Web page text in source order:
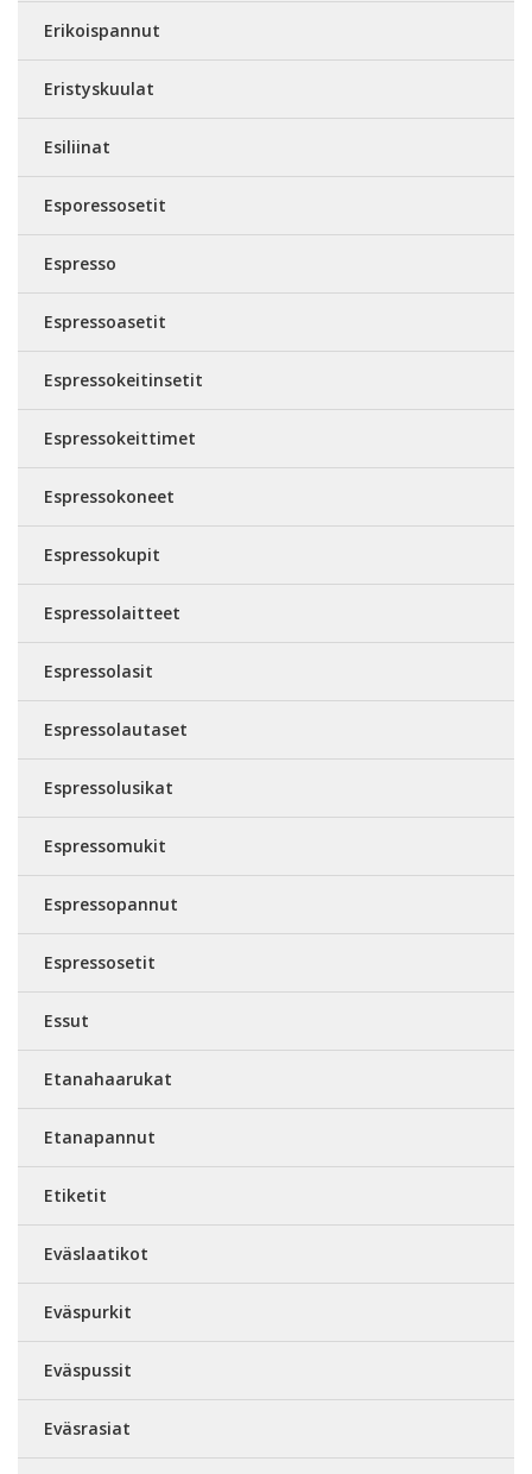
Erikoispannut
Eristyskuulat
Esiliinat
Esporessosetit
Espresso
Espressoasetit
Espressokeitinsetit
Espressokeittimet
Espressokoneet
Espressokupit
Espressolaitteet
Espressolasit
Espressolautaset
Espressolusikat
Espressomukit
Espressopannut
Espressosetit
Essut
Etanahaarukat
Etanapannut
Etiketit
Eväslaatikot
Eväspurkit
Eväspussit
Eväsrasiat